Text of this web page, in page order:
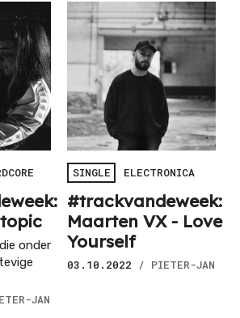
onder
JAN
SINGLE ELECTRONICA
#trackvandeweek:
Maarten VX - Love
Yourself
03.10.2022 / PIETER-JAN